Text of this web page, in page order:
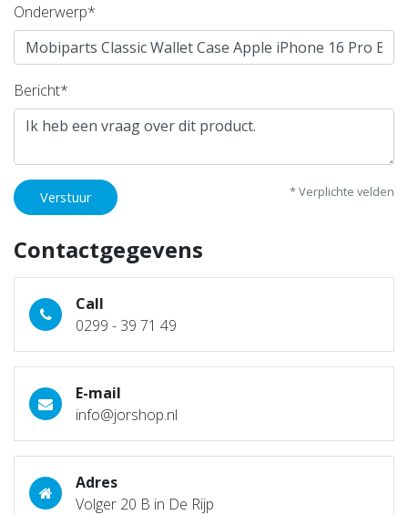
Onderwerp*
Bericht*
Verstuur * Verplichte velden
Contactgegevens
Call
0299 - 39 71 49
E-mail
info@jorshop.nl
Adres
Volger 20 B in De Rijp